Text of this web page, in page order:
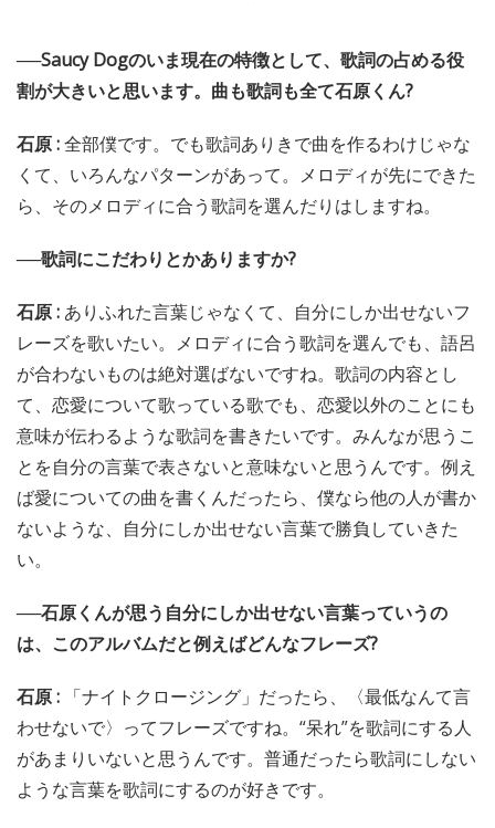
──Saucy Dogのいま現在の特徴として、歌詞の占める役
割が大きいと思います。曲も歌詞も全て石原くん?
石原 :全部僕です。でも歌詞ありきで曲を作るわけじゃな
くて、いろんなパターンがあって。メロディが先にできた
ら、そのメロディに合う歌詞を選んだりはしますね。
──歌詞にこだわりとかありますか?
石原 : ありふれた言葉じゃなくて、自分にしか出せないフ
レーズを歌いたい。メロディに合う歌詞を選んでも、語呂
が合わないものは絶対選ばないですね。歌詞の内容とし
て、恋愛について歌っている歌でも、恋愛以外のことにも
意味が伝わるような歌詞を書きたいです。みんなが思うこ
とを自分の言葉で表さないと意味ないと思うんです。例え
ば愛についての曲を書くんだったら、僕なら他の人が書か
ないような、自分にしか出せない言葉で勝負していきた
い。
──石原くんが思う自分にしか出せない言葉っていうの
は、このアルバムだと例えばどんなフレーズ?
石原 : 「ナイトクロージング」だったら、〈最低なんて言
わせないで〉ってフレーズですね。“呆れ”を歌詞にする人
があまりいないと思うんです。普通だったら歌詞にしない
ような言葉を歌詞にするのが好きです。